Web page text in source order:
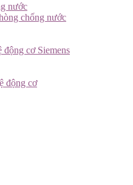
nước
chống nước
động cơ Siemens
động cơ